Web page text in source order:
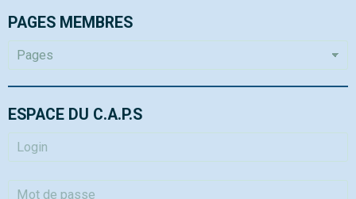
PAGES MEMBRES
ESPACE DU C.A.P.S